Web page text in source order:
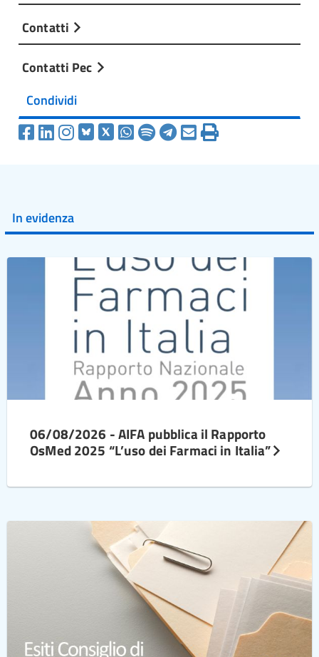
Contatti
Contatti Pec
Condividi
In evidenza
06/08/2026 - AIFA pubblica il Rapporto
OsMed 2025 “L’uso dei Farmaci in Italia”